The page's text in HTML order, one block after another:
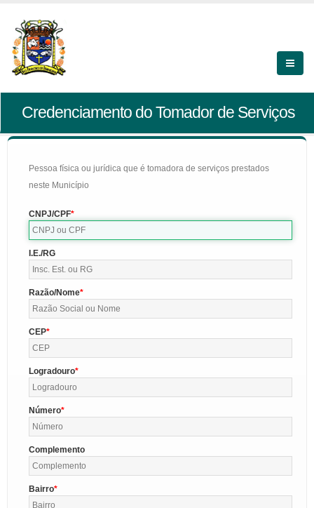
Credenciamento do Tomador de Serviços
Pessoa física ou jurídica que é tomadora de serviços prestados
neste Município
CNPJ/CPF
I.E./RG
Razão/Nome
CEP
Logradouro
Número
Complemento
Bairro